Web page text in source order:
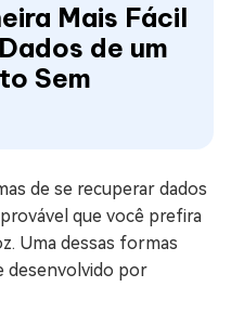
Mais Fácil
de um
Sem
de se recuperar dados
que você prefira
Uma dessas formas
desenvolvido por